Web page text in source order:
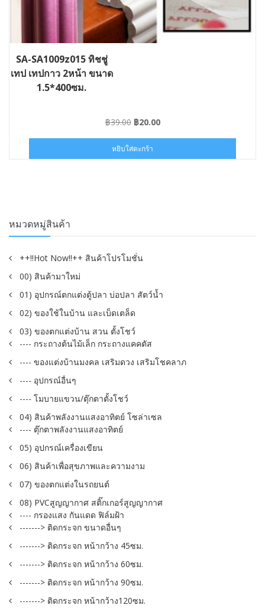
SA-SA1009z015 ทิชชู่
เทป เทปกาว 2หน้า ขนาด
1.5*400ซม.
฿39.00 Original
was:
฿39.00.
฿20.00Current
฿20.00.
หยิบใส่ตะกร้า
หมวดหมู่สินค้า
++!!Hot Now!!++ สินค้าโปรโมชั่น
00) สินค้ามาใหม่
01) อุปกรณ์ตกแต่งตู้ปลา บ่อปลา สัตว์น้ำ
02) ของใช้ในบ้าน และเบ็ดเตล็ด
03) ของตกแต่งบ้าน สวน ตั้งโชว์
---- กระถางต้นไม้เล็ก กระถางแคคตัส
---- ของแต่งบ้านมงคล เสริมดวง เสริมโชคลาภ
---- อุปกรณ์อื่นๆ
---- โมบายแขวน/ตุ๊กตาตั้งโชว์
04) สินค้าพลังงานแสงอาทิตย์ โซล่าเซล
---- ตุ๊กตาพลังงานแสงอาทิตย์
05) อุปกรณ์เครื่องเขียน
06) สินค้าเพื่อสุขภาพและความงาม
07) ของตกแต่งในรถยนต์
08) PVCสูญญากาศ สติ๊กเกอร์สูญญากาศ
---- กรองแสง กันแดด ฟิล์มฝ้า
-------> ติดกระจก ขนาดอื่นๆ
-------> ติดกระจก หน้ากว้าง 45ซม.
-------> ติดกระจก หน้ากว้าง 60ซม.
-------> ติดกระจก หน้ากว้าง 90ซม.
-------> ติดกระจก หน้ากว้าง120ซม.